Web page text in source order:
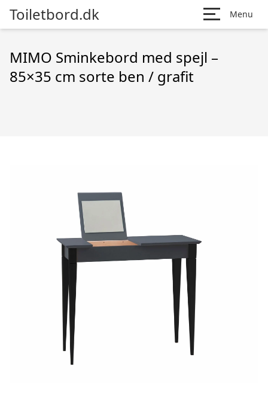
Toiletbord.dk Menu
MIMO Sminkebord med spejl –
85×35 cm sorte ben / grafit